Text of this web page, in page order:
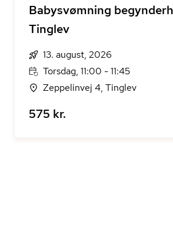
Babysvømning
Tinglev
13. august, 2026
Torsdag, 11:00 - 11:45
Zeppelinvej 4, Tinglev
575 kr.